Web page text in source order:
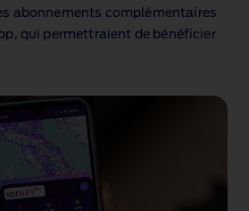
abonnements complémentaires
qui permettraient de bénéficier